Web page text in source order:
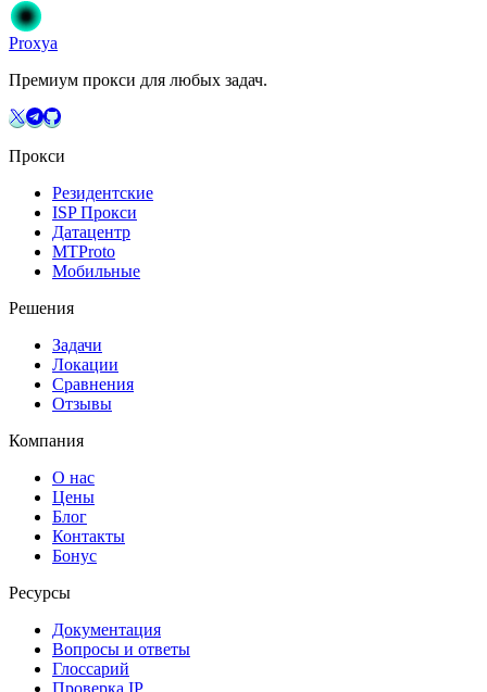
Начать
Proxya
Премиум прокси для любых задач.
Прокси
Резидентские
ISP Прокси
Датацентр
MTProto
Мобильные
Решения
Задачи
Локации
Сравнения
Отзывы
Компания
О нас
Цены
Блог
Контакты
Бонус
Ресурсы
Документация
Вопросы и ответы
Глоссарий